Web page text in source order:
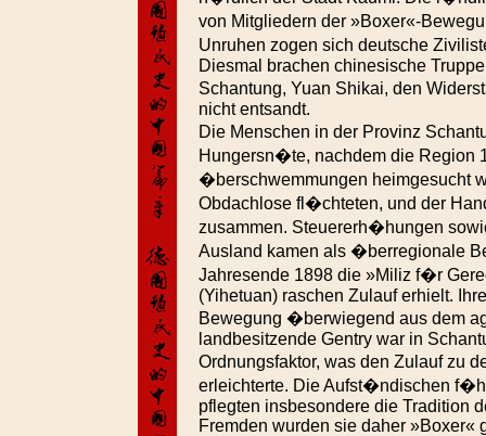
von Mitgliedern der »Boxer«-
Unruhen zogen sich deutsche
Diesmal brachen chinesische
Schantung, Yuan Shikai, den
nicht entsandt.
Die Menschen in der Provinz
Hungersn�te, nachdem die Region
�berschwemmungen heimgesucht
Obdachlose fl�chteten, und der
zusammen. Steuererh�hungen
Ausland kamen als �berregionale
Jahresende 1898 die »Miliz f�r
(Yihetuan) raschen Zulauf erhielt.
Bewegung �berwiegend aus dem
landbesitzende Gentry war in
Ordnungsfaktor, was den Zulauf zu
erleichterte. Die Aufst�ndischen
pflegten insbesondere die Tradition
Fremden wurden sie daher »Boxer«